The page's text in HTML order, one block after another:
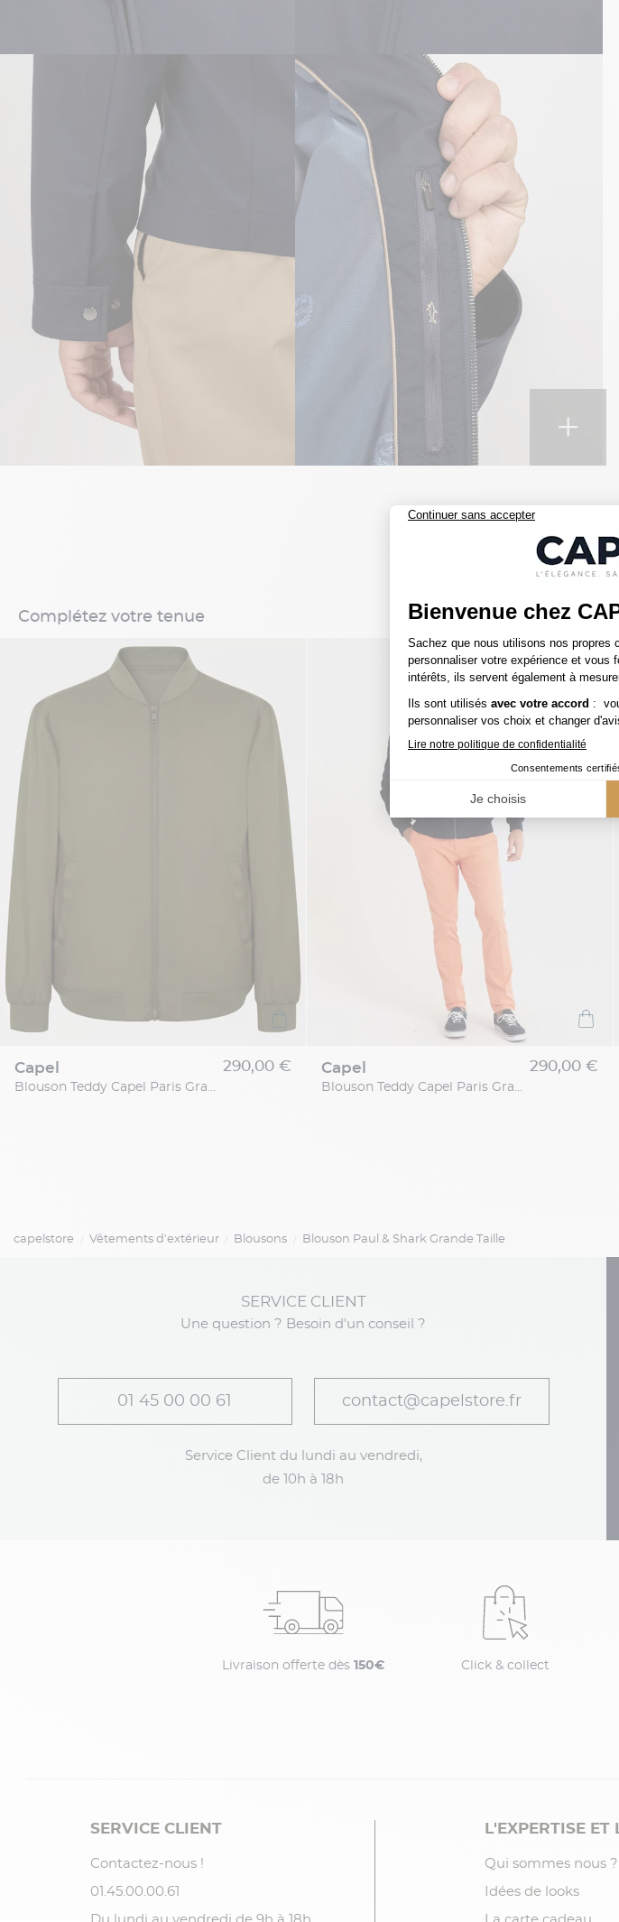
+
Complétez votre tenue
capel
Blouson Teddy Capel Paris Grande Taille
290,00 € capel
Blouson Teddy Capel Paris Grande Taille
290,00 €
capelstore Vêtements d'extérieur Blousons Blouson Paul & Shark Grande Taille
SERVICE CLIENT
Une question ? Besoin d'un conseil ?
01 45 00 00 61 contact@capelstore.fr
Service Client du lundi au vendredi,
de 10h à 18h
Livraison offerte dès 150€ Click & collect
SERVICE CLIENT
Contactez-nous !
01.45.00.00.61
L'EXPERTISE ET
Qui sommes nous ?
Idées de looks